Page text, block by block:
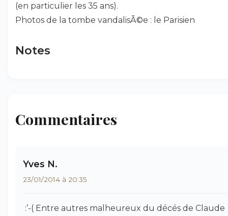
(en particulier les 35 ans).
Photos de la tombe vandalisÃ©e : le Parisien
Notes
Commentaires
Yves N.
23/01/2014 à 20:35
:’-( Entre autres malheureux du décés de Claude